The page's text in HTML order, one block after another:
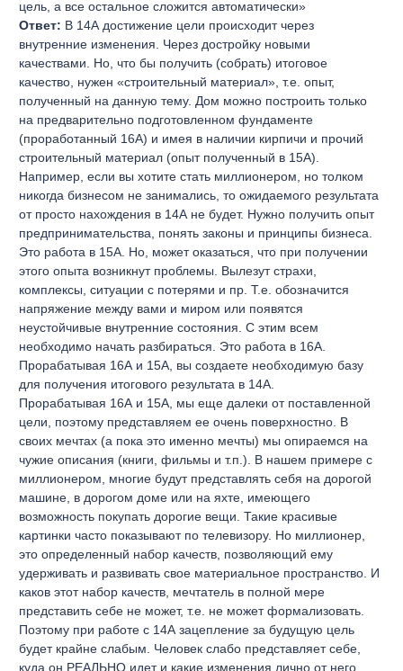
цель, а все остальное сложится автоматически»
Ответ: В 14А достижение цели происходит через
внутренние изменения. Через достройку новыми
качествами. Но, что бы получить (собрать) итоговое
качество, нужен «строительный материал», т.е. опыт,
полученный на данную тему. Дом можно построить только
на предварительно подготовленном фундаменте
(проработанный 16А) и имея в наличии кирпичи и прочий
строительный материал (опыт полученный в 15А).
Например, если вы хотите стать миллионером, но толком
никогда бизнесом не занимались, то ожидаемого результата
от просто нахождения в 14А не будет. Нужно получить опыт
предпринимательства, понять законы и принципы бизнеса.
Это работа в 15А. Но, может оказаться, что при получении
этого опыта возникнут проблемы. Вылезут страхи,
комплексы, ситуации с потерями и пр. Т.е. обозначится
напряжение между вами и миром или появятся
неустойчивые внутренние состояния. С этим всем
необходимо начать разбираться. Это работа в 16А.
Прорабатывая 16А и 15А, вы создаете необходимую базу
для получения итогового результата в 14А.
Прорабатывая 16А и 15А, мы еще далеки от поставленной
цели, поэтому представляем ее очень поверхностно. В
своих мечтах (а пока это именно мечты) мы опираемся на
чужие описания (книги, фильмы и т.п.). В нашем примере с
миллионером, многие будут представлять себя на дорогой
машине, в дорогом доме или на яхте, имеющего
возможность покупать дорогие вещи. Такие красивые
картинки часто показывают по телевизору. Но миллионер,
это определенный набор качеств, позволяющий ему
удерживать и развивать свое материальное пространство. И
каков этот набор качеств, мечтатель в полной мере
представить себе не может, т.е. не может формализовать.
Поэтому при работе с 14А зацепление за будущую цель
будет крайне слабым. Человек слабо представляет себе,
куда он РЕАЛЬНО идет и какие изменения лично от него